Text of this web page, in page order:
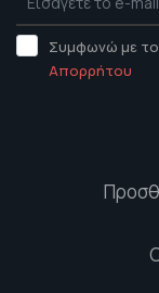
Συμφωνώ με
Απορρήτου